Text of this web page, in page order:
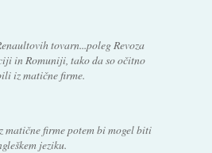
tovarn...poleg Revoza
in Romuniji, tako da so očitno
iz matične firme.
matične firme potem bi mogel biti
jeziku.